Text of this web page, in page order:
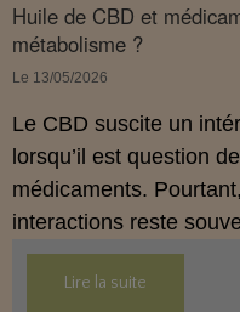
Huile de CBD et
métabolisme ?
Le 13/05/2026
Le CBD suscite un
lorsqu’il est question
médicaments.
interactions reste
légal français impose
usages externes du
Lire la suite